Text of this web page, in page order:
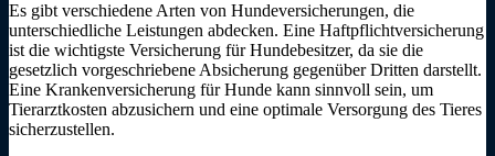
Es gibt verschiedene Arten von Hundeversicherungen, die
unterschiedliche Leistungen abdecken. Eine Haftpflichtversicherung
ist die wichtigste Versicherung für Hundebesitzer, da sie die
gesetzlich vorgeschriebene Absicherung gegenüber Dritten darstellt.
Eine Krankenversicherung für Hunde kann sinnvoll sein, um
Tierarztkosten abzusichern und eine optimale Versorgung des Tieres
sicherzustellen.